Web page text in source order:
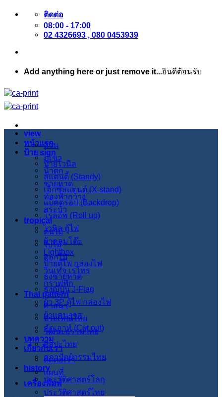
ข้าม
เนื้อหา
ติดต่อ
08:00 - 17:00
02 4326693 , 080 0453939
Add anything here or just remove it...ยินดีต้อนรับ
หน้าแรก
ป้าย sign
ป้ายไวนิล
สแตนดี้ (Standy)
เอ็กซ์สแตนด์ (X-stand)
แบ็คดรอป (Backdrop)
โรลอัพ (Roll up)
ไวนิล ตู้ไฟ
ผ้าคลุมโต๊ะ
Lightbox
ป้ายตู้ไฟ กล่องไฟ
ธงชายหาด
ธงญี่ปุ่น J-Flag
ผ้า 3P ตู้ไฟ กล่องไฟ
ผ้าแคนวาส
คัตเอาท์ (Cut out)
บทความ
เกี่ยวกับเรา
ติดต่อเรา
แผนที่
เครื่องพิมพ์
view
สวน
ภูเขา
น้ำตก
ชายหาด
ท้องฟ้ากว้าง
สระบัว
tropical
ต้นไม้
ใบไม้
ดอกไม้
วินเทจ เรโทร
กราฟฟิก
Thai pattern
ศาสนา
ประเพณีไทย
วัฒนะธรรมไทย
ศิลปะไทย
สภาปัตย์กรรมไทย
history
ประวัติศาสตร์โลก
ประวัติศาสตร์ไทย